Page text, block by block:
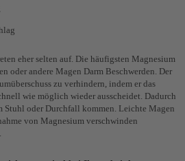
eher selten auf. Die häufigsten Magnesium
oder andere Magen Darm Beschwerden. Der
zu verhindern, indem er das
wie möglich wieder ausscheidet. Dadurch
Stuhl oder Durchfall kommen. Leichte Magen
von Magnesium verschwinden